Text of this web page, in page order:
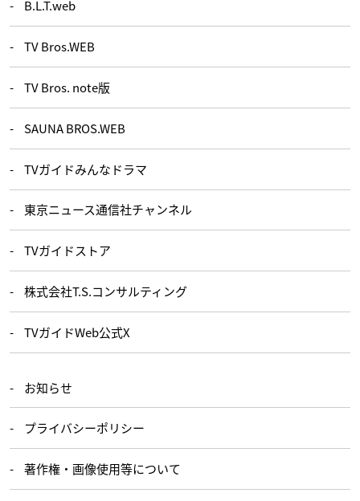
B.L.T.web
TV Bros.WEB
TV Bros. note版
SAUNA BROS.WEB
TVガイドみんなドラマ
東京ニュース通信社チャンネル
TVガイドストア
株式会社T.S.コンサルティング
TVガイドWeb公式X
お知らせ
プライバシーポリシー
著作権・画像使用等について